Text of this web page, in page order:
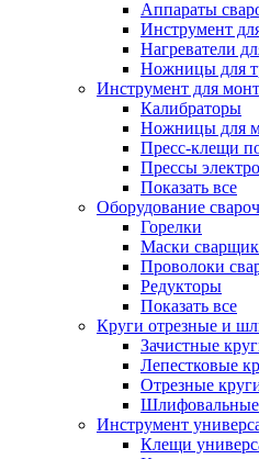
Аппараты
Инструмент
Нагреватели
Ножницы для
Инструмент для
Калибраторы
Ножницы для
Пресс-клещи
Прессы
Показать все
Оборудование
Горелки
Маски
Проволоки
Редукторы
Показать все
Круги отрезные и
Зачистные
Лепестковые
Отрезные
Шлифовальные
Инструмент
Клещи